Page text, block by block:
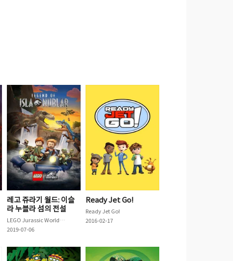
레고 쥬라기 월드: 이슬
라 누블라 섬의 전설
LEGO Jurassic World: Legend of Isla Nublar
2019-07-06
Ready Jet Go!
Ready Jet Go!
2016-02-17